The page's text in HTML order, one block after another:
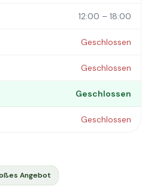
12:00 – 18:00
Geschlossen
Geschlossen
Geschlossen
Geschlossen
Angebot